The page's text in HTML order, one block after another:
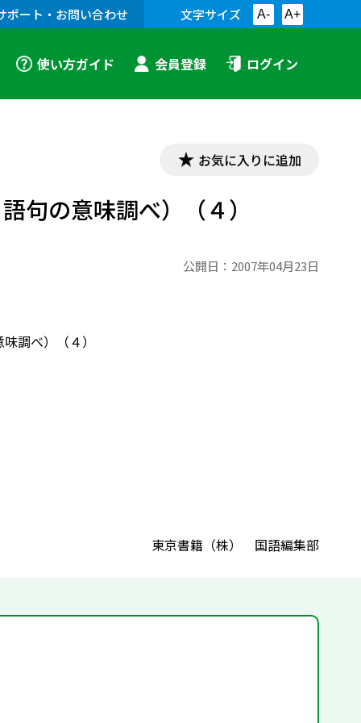
ポート・お問い合わせ 文字サイズ A- A+
使い方ガイド 会員登録 ログイン
お気に入りに追加
句の意味調べ）（４）
公開日： 2007年04月23日
調べ）（４）
東京書籍（株） 国語編集部